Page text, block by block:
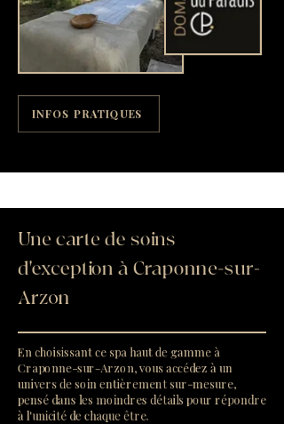
INFOS PRATIQUES
Une carte de soins
d'exception à Craponne-sur-
Arzon
En choisissant ce spa haut de gamme à
Craponne-sur-Arzon, vous accédez à un
univers de soin entièrement sur-mesure,
pensé dans les moindres détails pour répondre
à l'unicité de chaque être.